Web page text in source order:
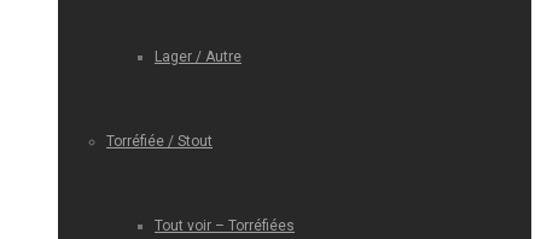
Lager / Autre
Torréfiée / Stout
Tout voir – Torréfiées